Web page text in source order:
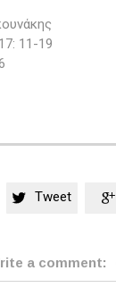
11-19
 Tweet 
a comment: